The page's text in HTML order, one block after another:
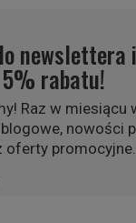
newslettera
5% rabatu!
Raz w miesiącu
nowości
oferty promocyjne.